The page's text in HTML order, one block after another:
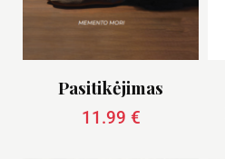
Pasitikėjimas
11.99 €